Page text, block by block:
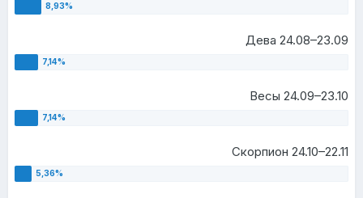
Дева 24.08–23.09
Весы 24.09–23.10
Скорпион 24.10–22.11